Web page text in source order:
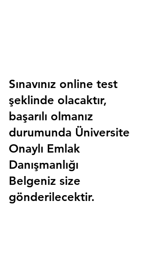
Sınavınız online test
şeklinde olacaktır,
başarılı olmanız
durumunda Üniversite
Onaylı Emlak
Danışmanlığı
Belgeniz size
gönderilecektir.